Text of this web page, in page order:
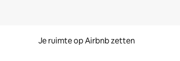
Je ruimte op Airbnb zetten